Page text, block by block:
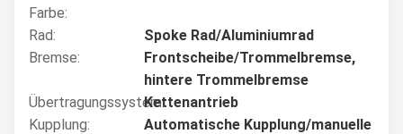
Farbe:
Rad:
Spoke Rad/Aluminiumrad
Bremse:
Frontscheibe/Trommelbremse,
hintere Trommelbremse
Übertragungssystem:Kettenantrieb
Kupplung:
Automatische Kupplung/manuelle